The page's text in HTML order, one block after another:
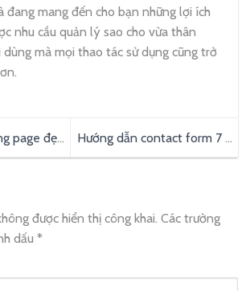
đang mang đến cho bạn những lợi ích
nhu cầu quản lý sao cho vừa thân
mà mọi thao tác sử dụng cũng trở
page đẹp
Hướng dẫn contact form 7 và
những lợi ích nó đem lại
được hiển thị công khai. Các trường
dấu *